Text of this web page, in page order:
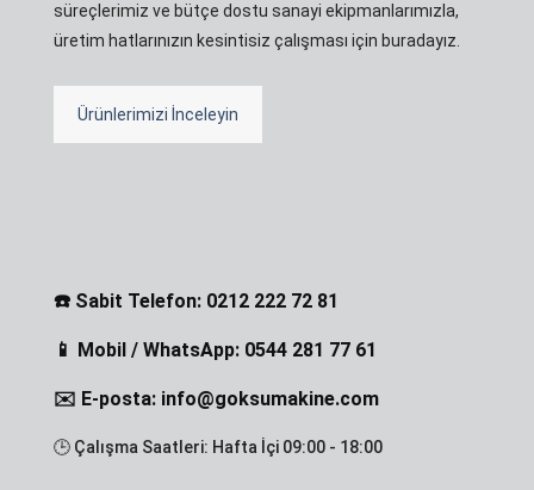
süreçlerimiz ve bütçe dostu sanayi ekipmanlarımızla,
üretim hatlarınızın kesintisiz çalışması için buradayız.
Ürünlerimizi İnceleyin
☎️ Sabit Telefon: 0212 222 72 81
📱 Mobil / WhatsApp: 0544 281 77 61
✉️ E-posta: info@goksumakine.com
🕒 Çalışma Saatleri: Hafta İçi 09:00 - 18:00